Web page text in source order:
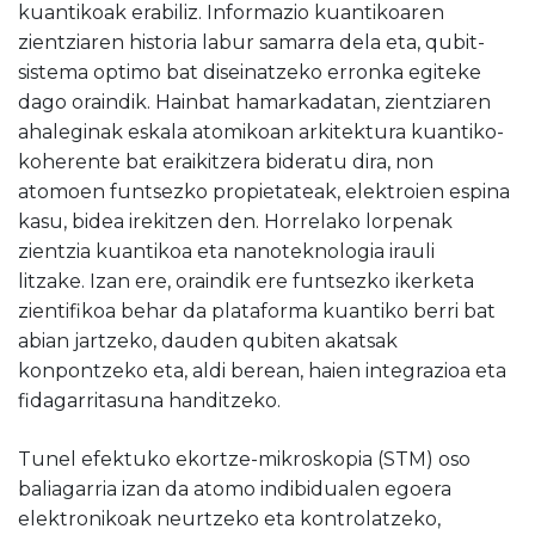
kuantikoak erabiliz. Informazio kuantikoaren
zientziaren historia labur samarra dela eta, qubit-
sistema optimo bat diseinatzeko erronka egiteke
dago oraindik. Hainbat hamarkadatan, zientziaren
ahaleginak eskala atomikoan arkitektura kuantiko-
koherente bat eraikitzera bideratu dira, non
atomoen funtsezko propietateak, elektroien espina
kasu, bidea irekitzen den. Horrelako lorpenak
zientzia kuantikoa eta nanoteknologia irauli
litzake. Izan ere, oraindik ere funtsezko ikerketa
zientifikoa behar da plataforma kuantiko berri bat
abian jartzeko, dauden qubiten akatsak
konpontzeko eta, aldi berean, haien integrazioa eta
fidagarritasuna handitzeko.
Tunel efektuko ekortze-mikroskopia (STM) oso
baliagarria izan da atomo indibidualen egoera
elektronikoak neurtzeko eta kontrolatzeko,